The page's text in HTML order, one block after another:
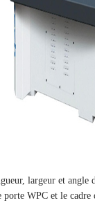
largeur et angle
porte WPC et le cadre